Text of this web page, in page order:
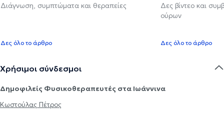
Διάγνωση, συμπτώματα και θεραπείες
Δες όλο το άρθρο
Δες βίντεο και
ούρων
Δες όλο το άρθρο
Χρήσιμοι σύνδεσμοι
Δημοφιλείς Φυσικοθεραπευτές στα Ιωάννινα
Κωστούλας Πέτρος